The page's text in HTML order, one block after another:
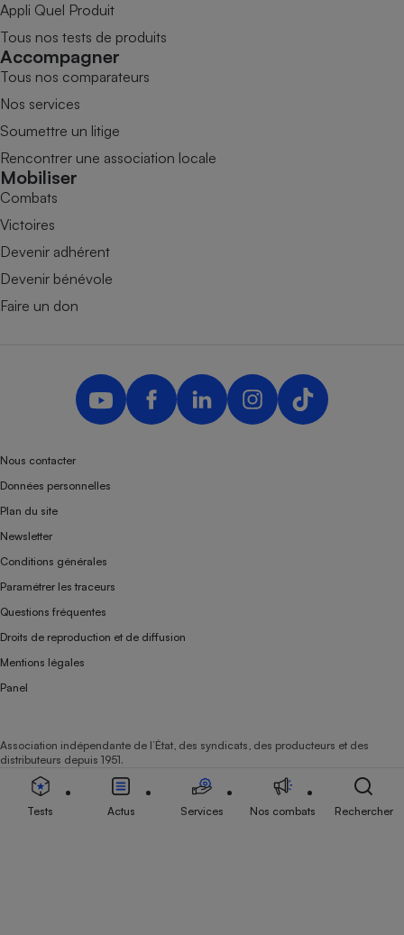
Appli Quel Produit
Tous nos tests de produits
Accompagner
Tous nos comparateurs
Nos services
Soumettre un litige
Rencontrer une association locale
Mobiliser
Combats
Victoires
Devenir adhérent
Devenir bénévole
Faire un don
Nous contacter
Données personnelles
Plan du site
Newsletter
Conditions générales
Paramétrer les traceurs
Questions fréquentes
Droits de reproduction et de diffusion
Mentions légales
Panel
Association indépendante de l’État, des syndicats, des producteurs et des
distributeurs depuis 1951.
Tests Actus Services Nos combats Rechercher